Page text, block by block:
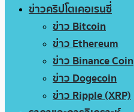
ข่าวคริปโตเคอเรนซี่
ข่าว Bitcoin
ข่าว Ethereum
ข่าว Binance Coin
ข่าว Dogecoin
ข่าว Ripple (XRP)